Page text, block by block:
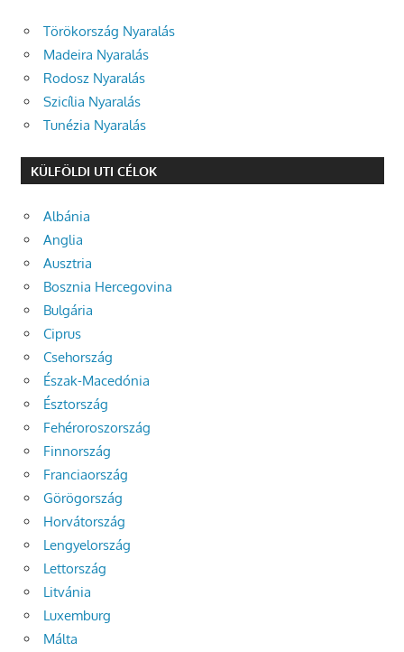
Törökország Nyaralás
Madeira Nyaralás
Rodosz Nyaralás
Szicília Nyaralás
Tunézia Nyaralás
KÜLFÖLDI UTI CÉLOK
Albánia
Anglia
Ausztria
Bosznia Hercegovina
Bulgária
Ciprus
Csehország
Észak-Macedónia
Észtország
Fehéroroszország
Finnország
Franciaország
Görögország
Horvátország
Lengyelország
Lettország
Litvánia
Luxemburg
Málta